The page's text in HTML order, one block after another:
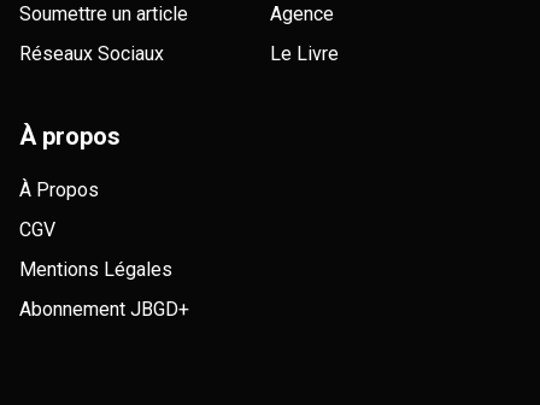
Soumettre un article
Réseaux Sociaux
Agence
Le Livre
À propos
À Propos
CGV
Mentions Légales
Abonnement JBGD+